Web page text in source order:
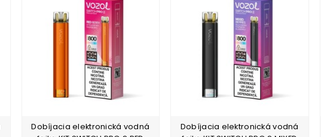
Dobíjacia elektronická vodná
Dobíjacia elektronická vodná